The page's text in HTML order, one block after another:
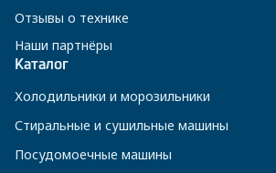
Отзывы о технике
Наши партнёры
Каталог
Холодильники и морозильники
Стиральные и сушильные машины
Посудомоечные машины